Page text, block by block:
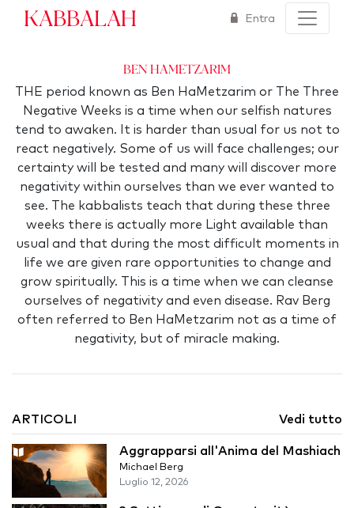
Kabbalah Entra
Ben HaMetzarim
THE period known as Ben HaMetzarim or The Three
Negative Weeks is a time when our selfish natures
tend to awaken. It is harder than usual for us not to
react negatively. Some of us will face challenges; our
certainty will be tested and many will discover more
negativity within ourselves than we ever wanted to
see. The kabbalists teach that during these three
weeks there is actually more Light available than
usual and that during the most difficult moments in
life we are given rare opportunities to change and
grow spiritually. This is a time when we can cleanse
ourselves of negativity and even disease. Rav Berg
often referred to Ben HaMetzarim not as a time of
negativity, but of miracle making.
ARTICOLI Vedi tutto
Aggrapparsi all'Anima del Mashiach
Michael Berg
Luglio 12, 2026